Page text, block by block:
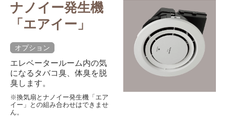
ナノイー発生機
「エアイー」
オプション
エレベータールーム内の気
になるタバコ臭、体臭を脱
臭します。
※換気扇とナノイー発生機「エア
イー」との組み合わせはできませ
ん。